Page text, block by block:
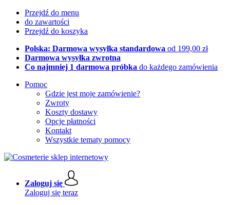
Przejdź do menu
do zawartości
Przejdź do koszyka
Polska: Darmowa wysyłka standardowa od 199,00 zł
Darmowa wysyłka zwrotna
Co najmniej 1 darmowa próbka do każdego zamówienia
Pomoc
Gdzie jest moje zamówienie?
Zwroty
Koszty dostawy
Opcje płatności
Kontakt
Wszystkie tematy pomocy
Zaloguj się
Zaloguj się teraz